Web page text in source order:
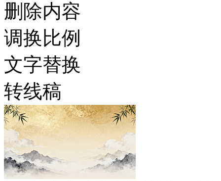
删除内容
调换比例
文字替换
转线稿